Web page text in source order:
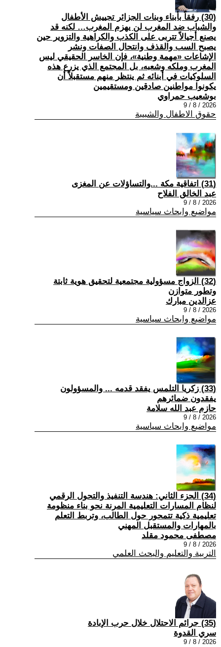
(30) رفقاً بأبناء وبنات الجزائر تجييش الأطفال
والشباب ضد المغرب لن يهزم المغرب… لكنه قد
يصنع أجيالاً تتربى على الكذب والكراهية والتزوير حين
يصبح السب والقذف وانتحال الصفات ونشر
الإشاعات «مهمة وطنية»، فإن الخاسر الحقيقي ليس
المغرب وملكه وشعبه، بل المجتمع الذي يزرع هذه
السلوكيات في أبنائه ثم ينتظر منهم مستقبلاً أن
يكونوا مواطنين صادقين ومستقيمين
بوشعيب حمراوي
2026 / 8 / 9
حقوق الاطفال والشبيبة
(31) اتفاقية مكة ...والتساؤلات عن المغزى
عبد الخالق الفلاح
2026 / 8 / 9
مواضيع وابحاث سياسية
(32) الزواج مسؤولية مجتمعية لتحقيق هوية ثابتة
وتطور متوازن
عزالدين مبارك
2026 / 8 / 9
مواضيع وابحاث سياسية
(33) زكريا التلمس يفقد قدمه ... والمسؤولون
يفقدون ضمائرهم
حازم عبد الله سلامة
2026 / 8 / 9
مواضيع وابحاث سياسية
(34) الجزء الثاني: هندسة التنفيذ والتحول الرقمي
لنظام المسارات التعليمية المرنة نحو بناء منظومة
تعليمية ذكية تتمحور حول الطالب، وتربط التعلم
بالمهارات والمستقبل المهني
مصطفى محمود مقلد
2026 / 8 / 9
التربية والتعليم والبحث العلمي
(35) جرائم الاحتلال خلال حرب الإبادة
سري القدوة
2026 / 8 / 9